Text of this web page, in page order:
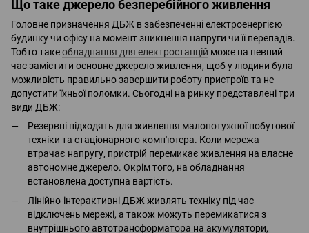
Що таке джерело безперебійного живлення
Головне призначення ДБЖ в забезпеченні електроенергією
будинку чи офісу на момент зникнення напруги чи її перепадів.
Тобто такеобладнання для електростанцій може на певний
час замістити основне джерело живлення, щоб у людини була
можливість правильно завершити роботу пристроїв та не
допустити їхньої поломки. Сьогодні на ринку представлені три
види ДБЖ:
Резервні підходять для живлення малопотужної побутової
техніки та стаціонарного комп'ютера. Коли мережа
втрачає напругу, пристрій перемикає живлення на власне
автономне джерело. Окрім того, на обладнання
встановлена доступна вартість.
Лінійно-інтерактивні ДБЖ живлять техніку під час
відключень мережі, а також можуть перемикатися з
внутрішнього автотрансформатора на акумулятори,